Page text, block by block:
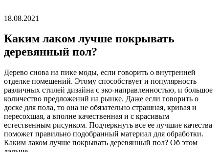
18.08.2021
Каким лаком лучше покрывать
деревянный пол?
Дерево снова на пике моды, если говорить о внутренней
отделке помещений. Этому способствует и популярность
различных стилей дизайна с эко-направленностью, и большое
количество предложений на рынке. Даже если говорить о
доске для пола, то она не обязательно страшная, кривая и
пересохшая, а вполне качественная и с красивым
естественным рисунком. Подчеркнуть все ее лучшие качества
поможет правильно подобранный материал для обработки.
Каким лаком лучше покрывать деревянный пол? Об этом